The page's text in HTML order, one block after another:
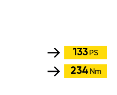
133 PS
234 Nm